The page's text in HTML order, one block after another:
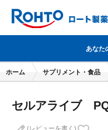
人気のキーワードで検索
目薬 ロートV5
デオコ セラミド
アゼライン酸
あなた
ホーム サプリメント・食品
セルアライブ
(レビューを書く)